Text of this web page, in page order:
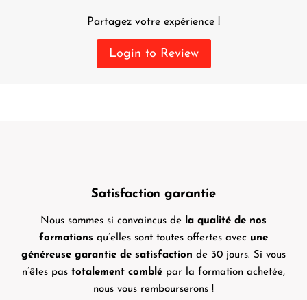
Partagez votre expérience !
Login to Review
Satisfaction garantie
Nous sommes si convaincus de la qualité de nos
formations qu’elles sont toutes offertes avec une
généreuse garantie de satisfaction de 30 jours. Si vous
n’êtes pas totalement comblé par la formation achetée,
nous vous rembourserons !